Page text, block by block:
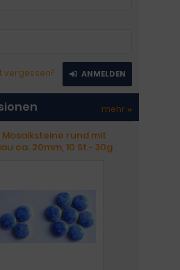
vergessen? ANMELDEN
mehr »
Mosaiksteine rund mit
ca. 20mm, 10 St.- 30g